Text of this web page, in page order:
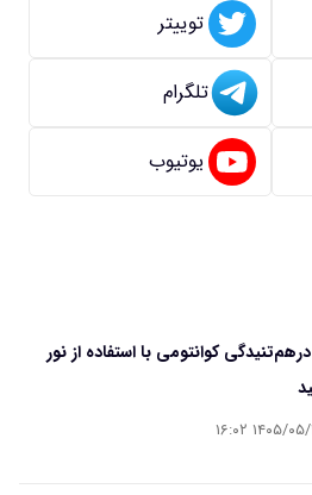
توییتر
تلگرام
یوتیوب
کوانتومی با استفاده از نور
۰۵/۱۷ ۱۶:۰۲